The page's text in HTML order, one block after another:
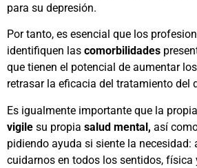
para su depresión.
Por tanto, es esencial que los
identifiquen las comorbilidades
que tienen el potencial de aumentar
retrasar la eficacia del tratamiento del
Es igualmente importante que la
vigile su propia salud mental, así
pidiendo ayuda si siente la necesidad:
cuidarnos en todos los sentidos, física